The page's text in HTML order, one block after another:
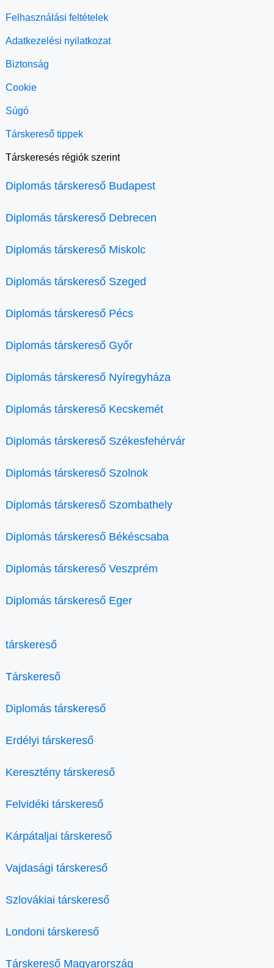
Felhasználási feltételek
Adatkezelési nyilatkozat
Biztonság
Cookie
Súgó
Társkereső tippek
Társkeresés régiók szerint
Diplomás társkereső Budapest
Diplomás társkereső Debrecen
Diplomás társkereső Miskolc
Diplomás társkereső Szeged
Diplomás társkereső Pécs
Diplomás társkereső Győr
Diplomás társkereső Nyíregyháza
Diplomás társkereső Kecskemét
Diplomás társkereső Székesfehérvár
Diplomás társkereső Szolnok
Diplomás társkereső Szombathely
Diplomás társkereső Békéscsaba
Diplomás társkereső Veszprém
Diplomás társkereső Eger
társkereső
Társkereső
Diplomás társkereső
Erdélyi társkereső
Keresztény társkereső
Felvidéki társkereső
Kárpátaljai társkereső
Vajdasági társkereső
Szlovákiai társkereső
Londoni társkereső
Társkereső Magyarország